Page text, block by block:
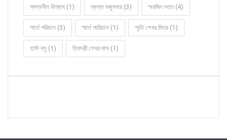
স্বপ্ননীল বিশ্বাস (1) স্বপ্না মজুমদার (3) স্মরজিৎ দত্ত (4)
স্মার্ত পরিয়াল (3) স্মার্ত পারিয়াল (1) স্মৃতি শেখর মিত্র (1)
হাসি বসু (1) হিমাদ্রী শেখর দাস (1)